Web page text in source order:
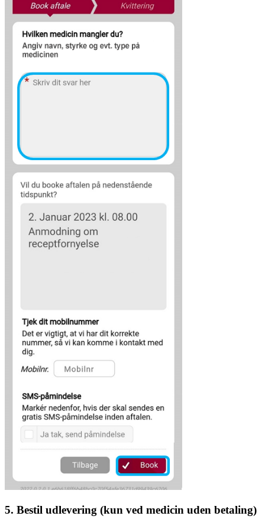
5. Bestil udlevering (kun ved medicin uden betaling)